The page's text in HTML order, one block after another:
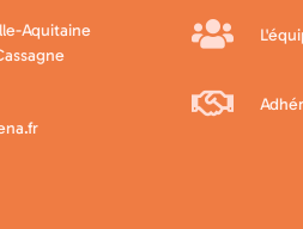
Aquitaine